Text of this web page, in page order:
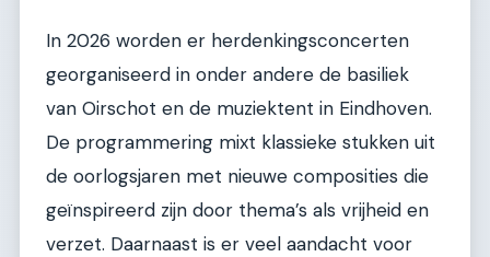
In 2026 worden er herdenkingsconcerten
georganiseerd in onder andere de basiliek
van Oirschot en de muziektent in Eindhoven.
De programmering mixt klassieke stukken uit
de oorlogsjaren met nieuwe composities die
geïnspireerd zijn door thema’s als vrijheid en
verzet. Daarnaast is er veel aandacht voor